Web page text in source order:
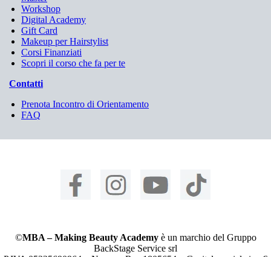
Workshop
Digital Academy
Gift Card
Makeup per Hairstylist
Corsi Finanziati
Scopri il corso che fa per te
Contatti
Prenota Incontro di Orientamento
FAQ
©MBA – Making Beauty Academyè un marchio del Gruppo
BackStage Service srl